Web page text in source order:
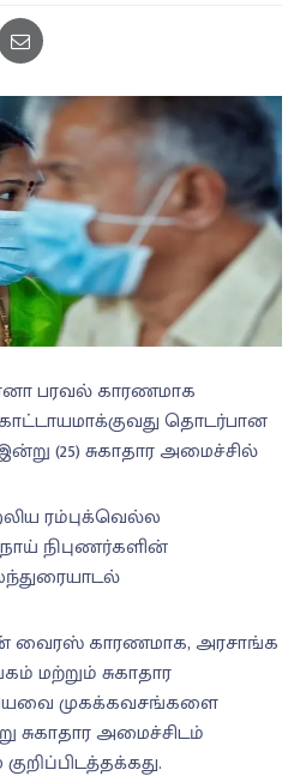
பரவல் காரணமாக
தொடர்பான
(25) சுகாதார அமைச்சில்
ரம்புக்வெல்ல
நிபுணர்களின்
வைரஸ் காரணமாக, அரசாங்க
மற்றும் சுகாதார
முகக்கவசங்களை
சுகாதார அமைச்சிடம்